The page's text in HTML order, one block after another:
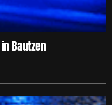
Bautzen